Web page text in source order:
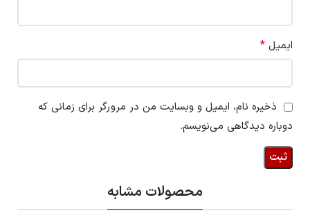
ایمیل *
ذخیره نام، ایمیل و وبسایت من در مرورگر برای زمانی که
دوباره دیدگاهی می‌نویسم.
محصولات مشابه